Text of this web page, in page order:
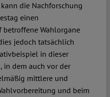
die Nachforschung
einen
Wahlorgane
jedoch tatsächlich
in dieser
in dem auch vor der
mittlere und
und beim